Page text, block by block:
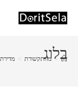
בלוג
> מהתקשורת >